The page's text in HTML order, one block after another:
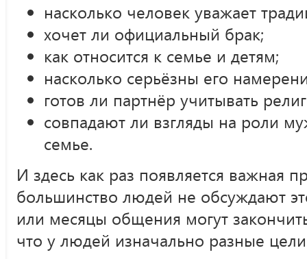
насколько человек уважает
хочет ли официальный брак;
как относится к семье и детям;
насколько серьёзны его
готов ли партнёр учитывать
совпадают ли взгляды на роли
семье.
И здесь как раз появляется важная
большинство людей не обсуждают
или месяцы общения могут
что у людей изначально разные